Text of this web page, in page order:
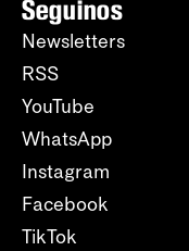
Seguinos
Newsletters
RSS
YouTube
WhatsApp
Instagram
Facebook
TikTok